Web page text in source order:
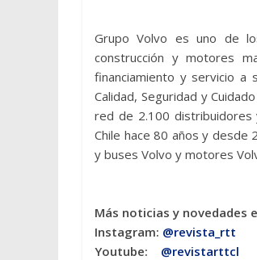
Grupo Volvo es uno de
construcción y motores
financiamiento y servicio a
Calidad, Seguridad y
red de 2.100 distribuidores
Chile hace 80 años y desde
y buses Volvo y motores
Más noticias y novedades
Instagram: @revista_rtt
Youtube: @revistarttcl